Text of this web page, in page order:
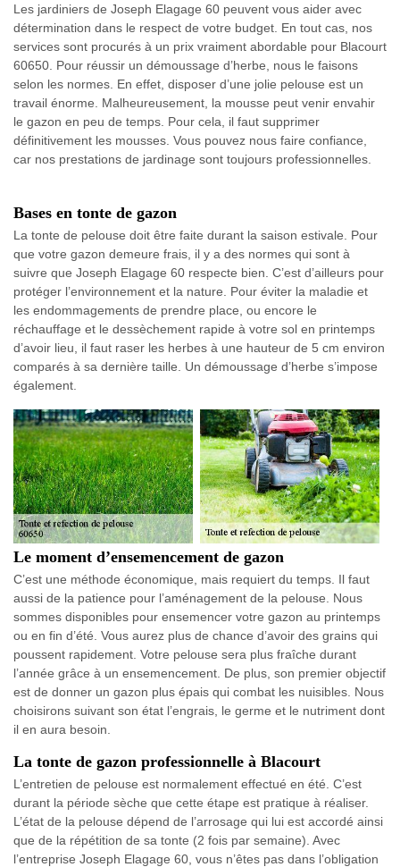
Les jardiniers de Joseph Elagage 60 peuvent vous aider avec
détermination dans le respect de votre budget. En tout cas, nos
services sont procurés à un prix vraiment abordable pour Blacourt
60650. Pour réussir un démoussage d’herbe, nous le faisons
selon les normes. En effet, disposer d’une jolie pelouse est un
travail énorme. Malheureusement, la mousse peut venir envahir
le gazon en peu de temps. Pour cela, il faut supprimer
définitivement les mousses. Vous pouvez nous faire confiance,
car nos prestations de jardinage sont toujours professionnelles.
Bases en tonte de gazon
La tonte de pelouse doit être faite durant la saison estivale. Pour
que votre gazon demeure frais, il y a des normes qui sont à
suivre que Joseph Elagage 60 respecte bien. C’est d’ailleurs pour
protéger l’environnement et la nature. Pour éviter la maladie et
les endommagements de prendre place, ou encore le
réchauffage et le dessèchement rapide à votre sol en printemps
d’avoir lieu, il faut raser les herbes à une hauteur de 5 cm environ
comparés à sa dernière taille. Un démoussage d’herbe s’impose
également.
Le moment d’ensemencement de gazon
C’est une méthode économique, mais requiert du temps. Il faut
aussi de la patience pour l’aménagement de la pelouse. Nous
sommes disponibles pour ensemencer votre gazon au printemps
ou en fin d’été. Vous aurez plus de chance d’avoir des grains qui
poussent rapidement. Votre pelouse sera plus fraîche durant
l’année grâce à un ensemencement. De plus, son premier objectif
est de donner un gazon plus épais qui combat les nuisibles. Nous
choisirons suivant son état l’engrais, le germe et le nutriment dont
il en aura besoin.
La tonte de gazon professionnelle à Blacourt
L’entretien de pelouse est normalement effectué en été. C’est
durant la période sèche que cette étape est pratique à réaliser.
L’état de la pelouse dépend de l’arrosage qui lui est accordé ainsi
que de la répétition de sa tonte (2 fois par semaine). Avec
l’entreprise Joseph Elagage 60, vous n’êtes pas dans l’obligation